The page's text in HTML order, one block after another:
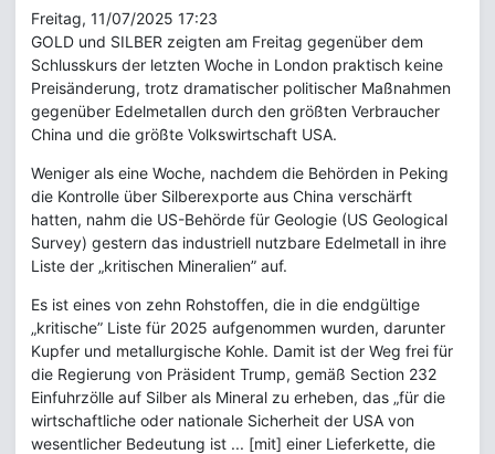
Freitag, 11/07/2025 17:23
GOLD und SILBER zeigten am Freitag gegenüber dem
Schlusskurs der letzten Woche in London praktisch keine
Preisänderung, trotz dramatischer politischer Maßnahmen
gegenüber Edelmetallen durch den größten Verbraucher
China und die größte Volkswirtschaft USA.
Weniger als eine Woche, nachdem die Behörden in Peking
die Kontrolle über Silberexporte aus China verschärft
hatten, nahm die US-Behörde für Geologie (US Geological
Survey) gestern das industriell nutzbare Edelmetall in ihre
Liste der „kritischen Mineralien” auf.
Es ist eines von zehn Rohstoffen, die in die endgültige
„kritische” Liste für 2025 aufgenommen wurden, darunter
Kupfer und metallurgische Kohle. Damit ist der Weg frei für
die Regierung von Präsident Trump, gemäß Section 232
Einfuhrzölle auf Silber als Mineral zu erheben, das „für die
wirtschaftliche oder nationale Sicherheit der USA von
wesentlicher Bedeutung ist ... [mit] einer Lieferkette, die